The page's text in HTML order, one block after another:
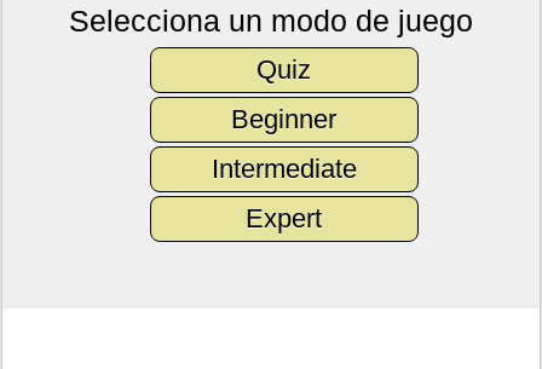
Selecciona un modo de juego
Quiz
Beginner
Intermediate
Expert